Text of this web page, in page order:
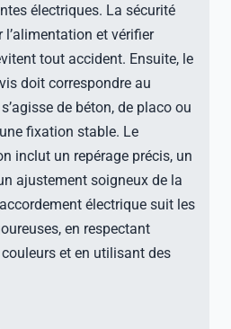
électriques. La sécurité
l’alimentation et vérifier
tout accident. Ensuite, le
doit correspondre au
de béton, de placo ou
fixation stable. Le
inclut un repérage précis, un
ajustement soigneux de la
électrique suit les
en respectant
et en utilisant des